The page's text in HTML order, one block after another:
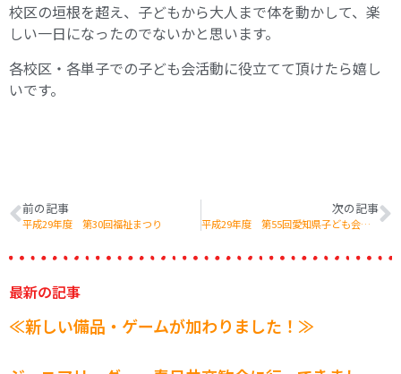
校区の垣根を超え、子どもから大人まで体を動かして、楽
しい一日になったのでないかと思います。
各校区・各単子での子ども会活動に役立てて頂けたら嬉し
いです。
前の記事
平成29年度 第30回福祉まつり
次の記事
平成29年度 第55回愛知県子ども会大会
最新の記事
≪新しい備品・ゲームが加わりました！≫